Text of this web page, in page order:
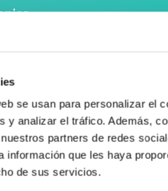
se usan para personalizar el
y analizar el tráfico. Además,
partners de redes
información que les haya
de sus servicios.
59